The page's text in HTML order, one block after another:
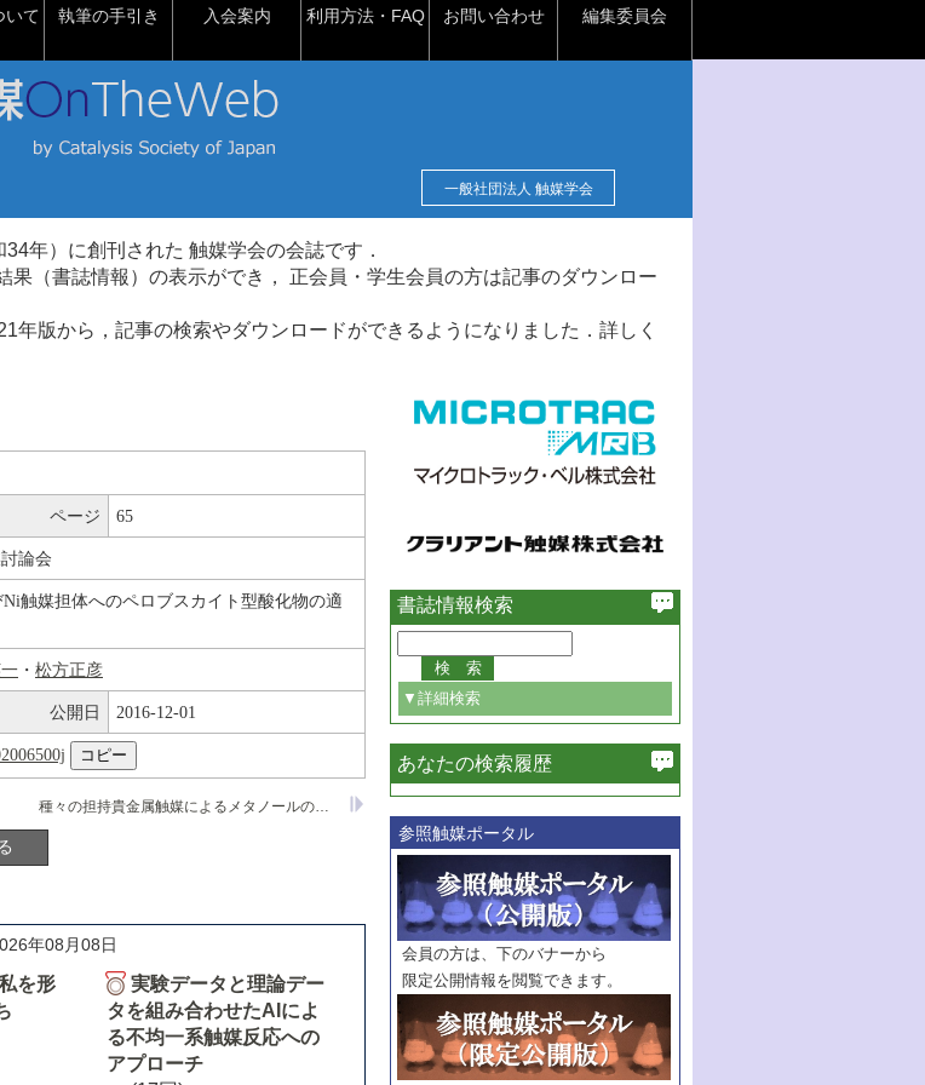
いて 執筆の手引き 入会案内 利用方法・FAQ お問い合わせ 編集委員会
一般社団法人 触媒学会
年）に創刊された 触媒学会の会誌です．
（書誌情報）の表示ができ， 正会員・学生会員の方は記事のダウンロー
年版から，記事の検索やダウンロードができるようになりました．詳しく
ページ 65
論会
触媒担体へのペロブスカイト型酸化物の適
・ 松方正彦
公開日 2016-12-01
種々の担持貴金属触媒によるメタノールの液相改質反応に対する遷移金属元素の複合効果
年08月08日
を形
実験データと理論デー
タを組み合わせたAIによ
る不均一系触媒反応への
アプローチ
書誌情報検索
▼詳細検索
必ず含む
巻・号指定
巻
号
範囲指定
巻
号～
巻
号
触媒年鑑
年度
記事種別
マーク：
マークあり
あなたの検索履歴
参照触媒ポータル
会員の方は、下のバナーから
限定公開情報を閲覧できます。